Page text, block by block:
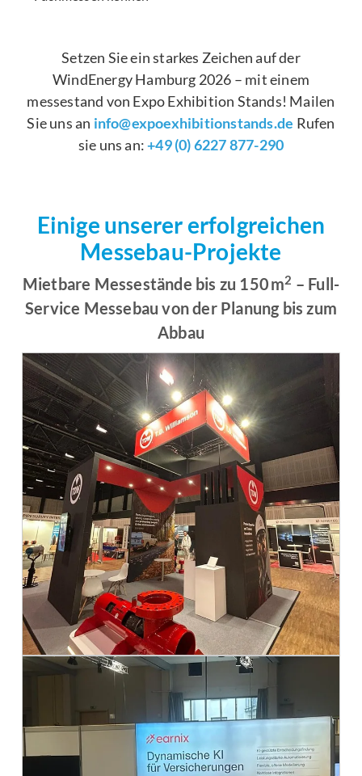
Setzen Sie ein starkes Zeichen auf der
WindEnergy Hamburg 2026 – mit einem
messestand von Expo Exhibition Stands! Mailen
Sie uns an info@expoexhibitionstands.de Rufen
sie uns an:+49 (0) 6227 877-290
Einige unserer erfolgreichen
Messebau-Projekte
Mietbare Messestände bis zu 150 m2 – Full-
Service Messebau von der Planung bis zum
Abbau